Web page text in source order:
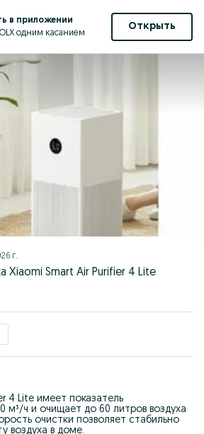
в приложении
одним касанием
Открыть
г.
Xiaomi Smart Air Purifier 4 Lite
4 Lite имеет показатель
м³/ч и очищает до 60 литров воздуха
очистки позволяет стабильно
воздуха в доме.